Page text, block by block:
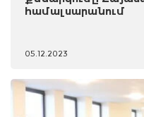
համալսարանում
05.12.2023